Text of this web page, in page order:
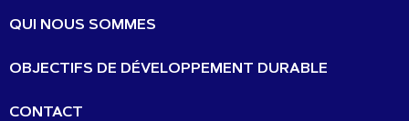
QUI NOUS SOMMES
OBJECTIFS DE DÉVELOPPEMENT DURABLE
CONTACT